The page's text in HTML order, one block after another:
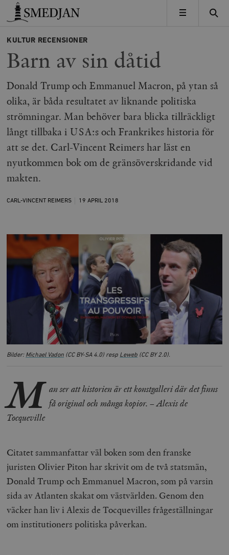
Timbro
MENY
KULTUR RECENSIONER
Barn av sin dåtid
Donald Trump och Emmanuel Macron, på ytan så
olika, är båda resultatet av liknande politiska
strömningar. Man behöver bara blicka tillräckligt
långt tillbaka i USA:s och Frankrikes historia för
att se det. Carl-Vincent Reimers har läst en
nyutkommen bok om de gränsöverskridande vid
makten.
CARL-VINCENT REIMERS 19 APRIL 2018
Bilder: Michael Vadon (CC BY-SA 4.0) resp Leweb (CC BY 2.0).
M an ser att historien är ett konstgalleri där det finns
få original och många kopior. – Alexis de
Tocqueville
Citatet sammanfattar väl boken som den franske
juristen Olivier Piton har skrivit om de två statsmän,
Donald Trump och Emmanuel Macron, som på varsin
sida av Atlanten skakat om västvärlden. Genom den
väcker han liv i Alexis de Tocquevilles frågeställningar
om institutioners politiska påverkan.